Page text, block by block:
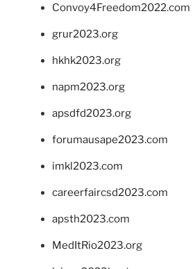
Convoy4Freedom2022.com
grur2023.org
hkhk2023.org
napm2023.org
apsdfd2023.org
forumausape2023.com
imkl2023.com
careerfaircsd2023.com
apsth2023.com
MedItRio2023.org